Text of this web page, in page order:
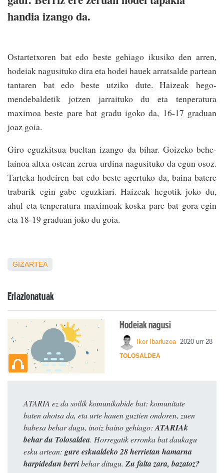
handia izango da.
Ostartetxoren bat edo beste gehiago ikusiko den arren,
hodeiak nagusituko dira eta hodei hauek arratsalde partean
tantaren bat edo beste utziko dute. Haizeak hego-
mendebaldetik jotzen jarraituko du eta tenperatura
maximoa beste pare bat gradu igoko da, 16-17 graduan
joaz goia.
Giro eguzkitsua bueltan izango da bihar. Goizeko behe-
lainoa altxa ostean zerua urdina nagusituko da egun osoz.
Tarteka hodeiren bat edo beste agertuko da, baina batere
trabarik egin gabe eguzkiari. Haizeak hegotik joko du,
ahul eta tenperatura maximoak koska pare bat gora egin
eta 18-19 graduan joko du goia.
GIZARTEA
Erlazionatuak
Hodeiak nagusi
Iker Ibarluzea 2020 urr 28
TOLOSALDEA
ATARIA ez da soilik komunikabide bat: komunitate
baten ahotsa da, eta urte hauen guztien ondoren, zuen
babesa behar dugu, inoiz baino gehiago: ATARIAk
behar du Tolosaldea. Horregatik erronka bat daukagu
esku artean: gure eskualdeko 28 herrietan hamarna
harpidedun berribehar ditugu. Zu falta zara, bazatoz?